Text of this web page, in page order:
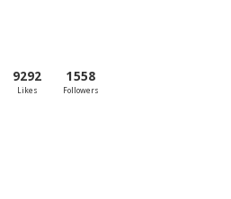
9292
Likes
1558
Followers